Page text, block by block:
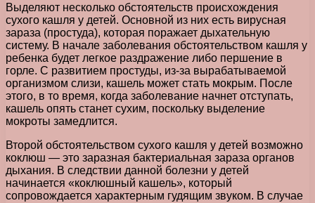
Выделяют несколько обстоятельств происхождения
сухого кашля у детей. Основной из них есть вирусная
зараза (простуда), которая поражает дыхательную
систему. В начале заболевания обстоятельством кашля у
ребенка будет легкое раздражение либо першение в
горле. С развитием простуды, из-за вырабатываемой
организмом слизи, кашель может стать мокрым. После
этого, в то время, когда заболевание начнет отступать,
кашель опять станет сухим, поскольку выделение
мокроты замедлится.
Второй обстоятельством сухого кашля у детей возможно
коклюш — это заразная бактериальная зараза органов
дыхания. В следствии данной болезни у детей
начинается «коклюшный кашель», который
сопровождается характерным гудящим звуком. В случае